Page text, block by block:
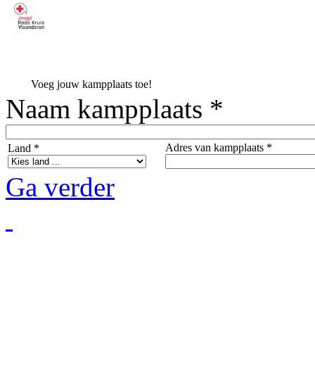
Voeg jouw kampplaats toe!
Naam kampplaats *
Land * Adres van kampplaats *
Ga verder